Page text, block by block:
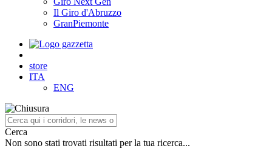
Il Giro d'Abruzzo
GranPiemonte
store
ITA
ENG
Cerca
Non sono stati trovati risultati per la tua ricerca...